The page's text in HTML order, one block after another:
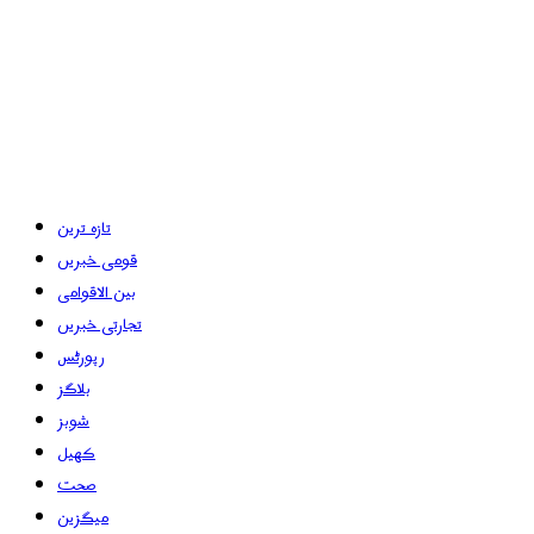
تازہ ترین
قومی خبریں
بین الاقوامی
تجارتی خبریں
رپورٹس
بلاگز
شوبز
کھیل
صحت
میگزین